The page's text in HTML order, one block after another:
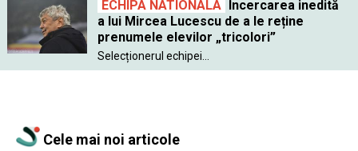
ECHIPA NATIONALA Încercarea inedită
a lui Mircea Lucescu de a le reține
prenumele elevilor „tricolori”
Selecționerul echipei...
Cele mai noi articole